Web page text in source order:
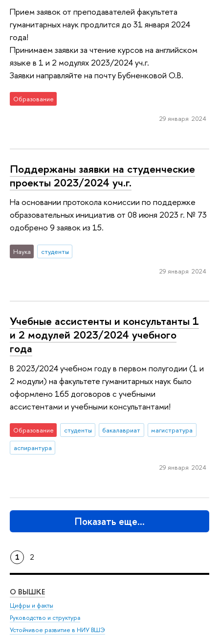
Прием заявок от преподавателей факультета
гуманитарных наук продлится до 31 января 2024
года!
Принимаем заявки за чтение курсов на английском
языке в 1 и 2 модулях 2023/2024 уч.г.
Заявки направляйте на почту Бубненковой О.В.
Образование
29 января 2024
Поддержаны заявки на студенческие
проекты 2023/2024 уч.г.
На основании протокола комиссии по поддержке
образовательных инициатив от 08 июня 2023 г. № 73
одобрено 9 заявок из 15.
Наука студенты
29 января 2024
Учебные ассистенты и консультанты 1
и 2 модулей 2023/2024 учебного
года
В 2023/2024 учебном году в первом полугодии (1 и
2 модули) на факультете гуманитарных наук было
оформлено 165 договоров с учебными
ассистентами и учебными консультантами!
Образование студенты бакалавриат
магистратура
аспирантура
29 января 2024
Показать еще…
1 2
О ВЫШКЕ
Цифры и факты
Руководство и структура
Устойчивое развитие в НИУ ВШЭ